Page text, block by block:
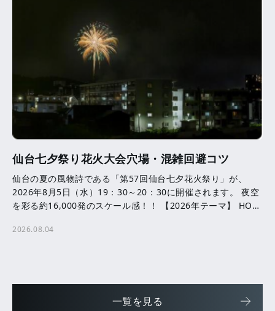
仙台七夕祭り花火大会穴場・混雑回避コツ
仙台の夏の風物詩である「第57回仙台七夕花火祭り」が、
2026年8月5日（水）19：30～20：30に開催されます。 夜空
を彩る約16,000発のスケール感！！ 【2026年テーマ】 HOPE
2026.08.04
一覧を見る